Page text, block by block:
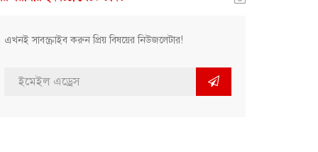
এখনই সাবস্ক্রাইব করুন প্রিয় বিষয়ের নিউজলেটার!